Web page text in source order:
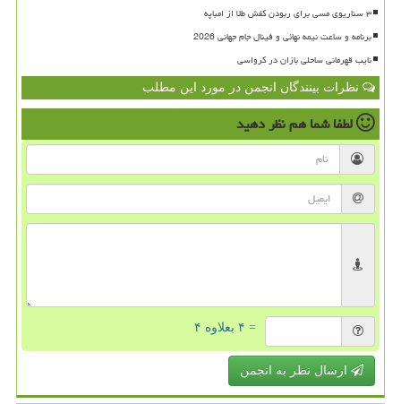
۳ سناریوی مسی برای ربودن کفش طلا از امباپه
برنامه و ساعت نیمه نهائی و فینال جام جهانی 2026
نایب قهرمانی ساحلی بازان در کرواسی
نظرات بینندگان انجمن در مورد این مطلب
لطفا شما همنظر دهید
= ۴ بعلاوه ۴
ارسال نظر به انجمن